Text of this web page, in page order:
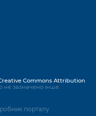
порталу
Commons Attribution
не зазначено інше